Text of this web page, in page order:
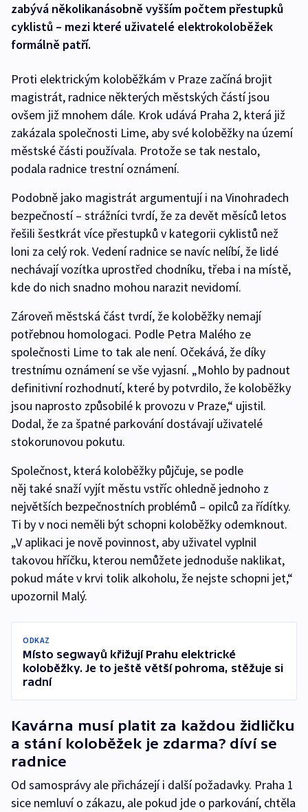
zabývá několikanásobně vyšším počtem přestupků
cyklistů – mezi které uživatelé elektrokoloběžek
formálně patří.
Proti elektrickým koloběžkám v Praze začíná brojit
magistrát, radnice některých městských částí jsou
ovšem již mnohem dále. Krok udává Praha 2, která již
zakázala společnosti Lime, aby své koloběžky na území
městské části používala. Protože se tak nestalo,
podala radnice trestní oznámení.
Podobně jako magistrát argumentují i na Vinohradech
bezpečností – strážníci tvrdí, že za devět měsíců letos
řešili šestkrát více přestupků v kategorii cyklistů než
loni za celý rok. Vedení radnice se navíc nelíbí, že lidé
nechávají vozítka uprostřed chodníku, třeba i na místě,
kde do nich snadno mohou narazit nevidomí.
Zároveň městská část tvrdí, že koloběžky nemají
potřebnou homologaci. Podle Petra Malého ze
společnosti Lime to tak ale není. Očekává, že díky
trestnímu oznámení se vše vyjasní. „Mohlo by padnout
definitivní rozhodnutí, které by potvrdilo, že koloběžky
jsou naprosto způsobilé k provozu v Praze,“ ujistil.
Dodal, že za špatné parkování dostávají uživatelé
stokorunovou pokutu.
Společnost, která koloběžky půjčuje, se podle
něj také snaží vyjít městu vstříc ohledně jednoho z
největších bezpečnostních problémů – opilců za řídítky.
Ti by v noci neměli být schopni koloběžky odemknout.
„V aplikaci je nově povinnost, aby uživatel vyplnil
takovou hříčku, kterou nemůžete jednoduše naklikat,
pokud máte v krvi tolik alkoholu, že nejste schopni jet,“
upozornil Malý.
ODKAZ
Místo segwayů křižují Prahu elektrické
koloběžky. Je to ještě větší pohroma, stěžuje si
radní
Kavárna musí platit za každou židličku
a stání koloběžek je zdarma? díví se
radnice
Od samosprávy ale přicházejí i další požadavky. Praha 1
sice nemluví o zákazu, ale pokud jde o parkování, chtěla